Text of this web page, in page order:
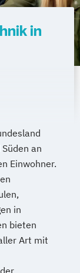
kompakt
in
an
Einwohner.
in
bieten
Art mit